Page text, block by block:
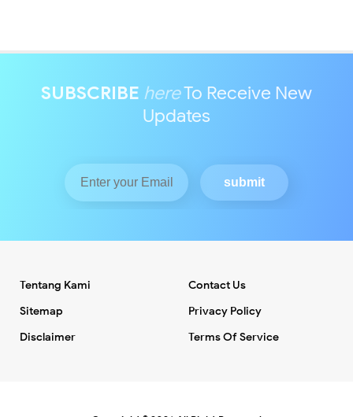
SUBSCRIBE hereTo Receive New
Updates
Tentang Kami
Contact Us
Sitemap
Privacy Policy
Disclaimer
Terms Of Service